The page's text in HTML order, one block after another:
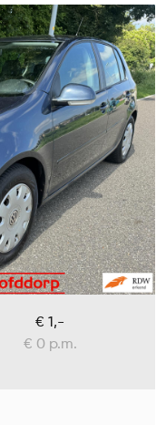
€ 1,-
€ 0 p.m.